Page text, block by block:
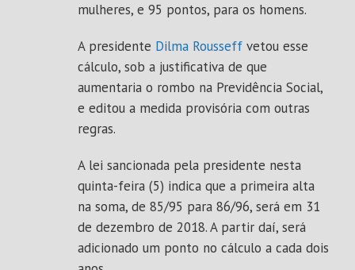
mulheres, e 95 pontos, para os homens.
A presidente Dilma Rousseff vetou esse
cálculo, sob a justificativa de que
aumentaria o rombo na Previdência Social,
e editou a medida provisória com outras
regras.
A lei sancionada pela presidente nesta
quinta-feira (5) indica que a primeira alta
na soma, de 85/95 para 86/96, será em 31
de dezembro de 2018. A partir daí, será
adicionado um ponto no cálculo a cada dois